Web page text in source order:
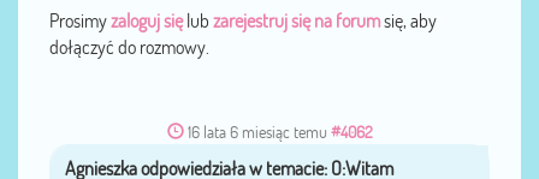
Prosimyzaloguj sięlub zarejestruj się na forumsię, aby
dołączyć do rozmowy.
16 lata 6 miesiąc temu #4062
przezAgnieszka